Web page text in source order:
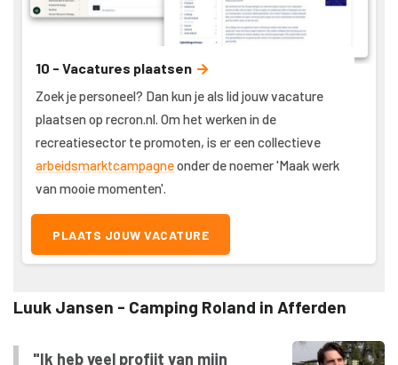
10 - Vacatures plaatsen
Zoek je personeel? Dan kun je als lid jouw vacature
plaatsen op recron.nl. Om het werken in de
recreatiesector te promoten, is er een collectieve
arbeidsmarktcampagneonder de noemer 'Maak werk
van mooie momenten'.
PLAATS JOUW VACATURE
Luuk Jansen - Camping Roland in Afferden
"Ik heb veel profijt van mijn